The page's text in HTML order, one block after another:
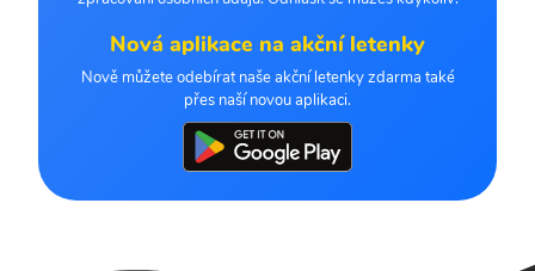
Nová aplikace na akční letenky
Nově můžete odebírat naše akční letenky zdarma také
přes naší novou aplikaci.